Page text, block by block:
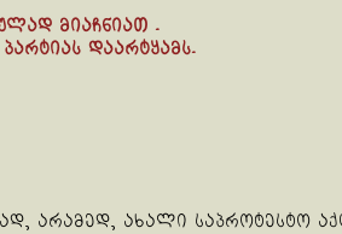
მიაჩნიათ .
დაარტყამს.
არამედ, ახალი საპროტესტო